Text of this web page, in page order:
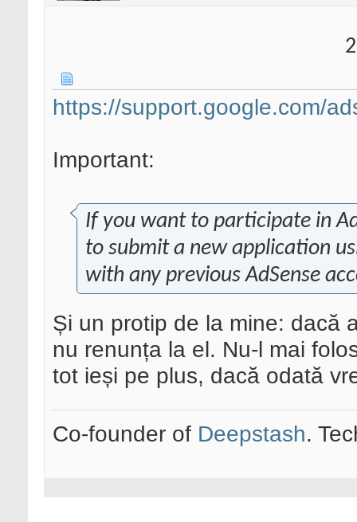
https://support.google.com/
Important:
If you want to participate in
to submit a new application
with any previous AdSense
Și un protip de la mine: dacă
nu renunța la el. Nu-l mai
tot ieși pe plus, dacă odată
Co-founder of Deepstash.